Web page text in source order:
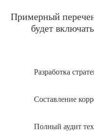
Примерный
будет
Разработка
Составление
Полный аудит